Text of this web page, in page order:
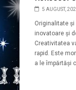
5 AUGUST,
Originalitate
inovatoare și
Creativitatea
rapid. Este
a le împărtăși